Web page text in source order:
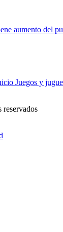
aumento del
Juegos y
reservados